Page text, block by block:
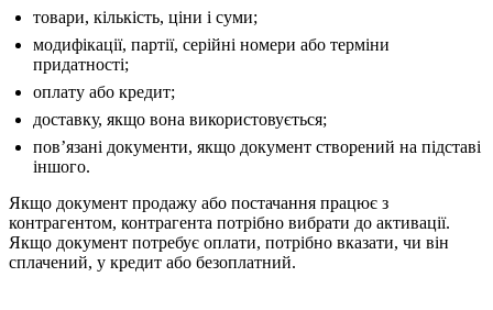
товари, кількість, ціни і суми;
модифікації, партії, серійні номери або терміни
придатності;
оплату або кредит;
доставку, якщо вона використовується;
повʼязані документи, якщо документ створений на підставі
іншого.
Якщо документ продажу або постачання працює з
контрагентом, контрагента потрібно вибрати до активації.
Якщо документ потребує оплати, потрібно вказати, чи він
сплачений, у кредит або безоплатний.